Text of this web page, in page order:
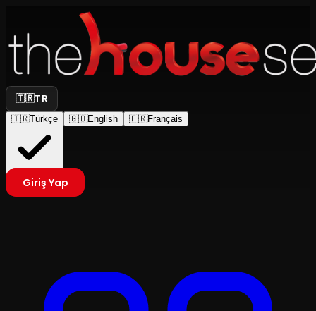
🇹🇷TR
🇹🇷Türkçe 🇬🇧English 🇫🇷Français
Giriş Yap